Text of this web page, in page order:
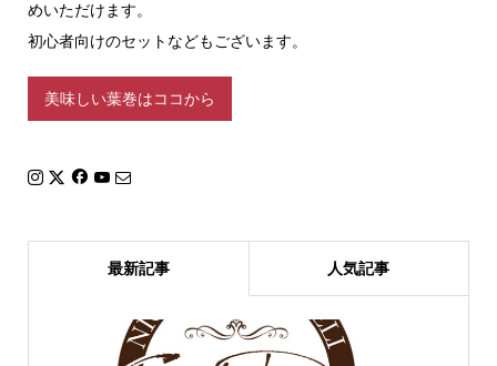
めいただけます。
初心者向けのセットなどもございます。
美味しい葉巻はココから
最新記事 人気記事